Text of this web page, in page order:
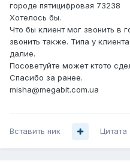
городе пятицифровая 73238
Хотелось бы.
Что бы клиент мог звонить в
звонить также. Типа у
далие.
Посоветуйте может ктото
Спасибо за ранее.
misha@megabit.com.ua
Вставить ник Цитата